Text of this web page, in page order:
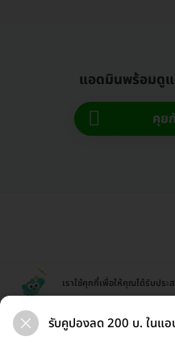
แอดมินพร้อมดู
คุย
ขนที่ลับ
เราใช้คุกกี้เพื่อให้คุณได้รับปร
รับคูปองลด 200 บ. ในแอ